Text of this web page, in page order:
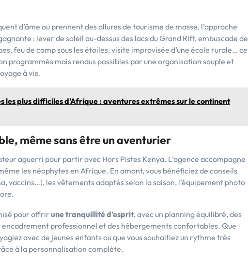
d’âme ou prennent des allures de tourisme de masse, l’approche
: lever de soleil au-dessus des lacs du Grand Rift, embuscade de
feu de camp sous les étoiles, visite improvisée d’une école rurale… ce
programmés mais rendus possibles par une organisation souple et
à vie.
les plus difficiles d'Afrique : aventures extrêmes sur le continent
même sans être un aventurier
aguerri pour partir avec Hors Pistes Kenya. L’agence accompagne
les néophytes en Afrique. En amont, vous bénéficiez de conseils
vaccins…), les vêtements adaptés selon la saison, l’équipement photo
pour offrir une tranquillité d’esprit, avec un planning équilibré, des
encadrement professionnel et des hébergements confortables. Que
avec de jeunes enfants ou que vous souhaitiez un rythme très
à la personnalisation complète.